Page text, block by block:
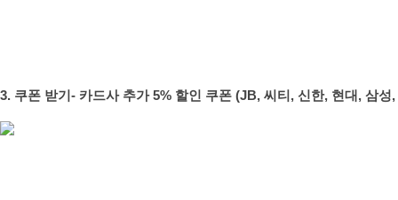
3. 쿠폰 받기- 카드사 추가 5% 할인 쿠폰 (JB, 씨티, 신한, 현대, 삼성